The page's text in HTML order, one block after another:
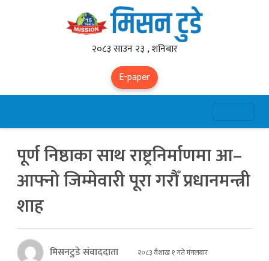
२०८३ साउन २३ , शनिबार
E-paper
पूर्ण निष्ठाका साथ राष्ट्रनिर्माणमा आ–
आफ्नो जिम्मेवारी पूरा गरौँ प्रधानमन्त्री
शाह
मिसनटुडे संवाददाता २०८३ वैशाख १ गते मंगलबार